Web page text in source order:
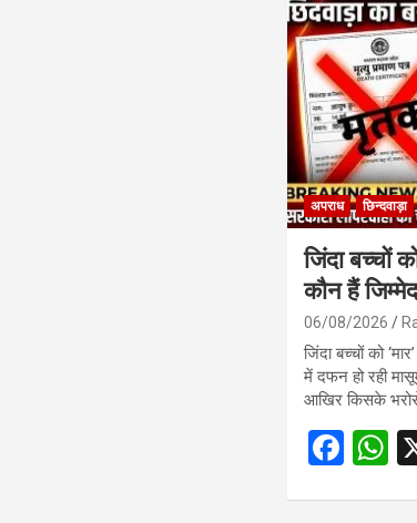
o
o
k
A
p
p
अपराध छिन्दवाड़ा
जिंदा बच्चों
कौन हैं
06/08/2026
जिंदा बच्चों को
में दफन हो रही
आखिर किसके
F